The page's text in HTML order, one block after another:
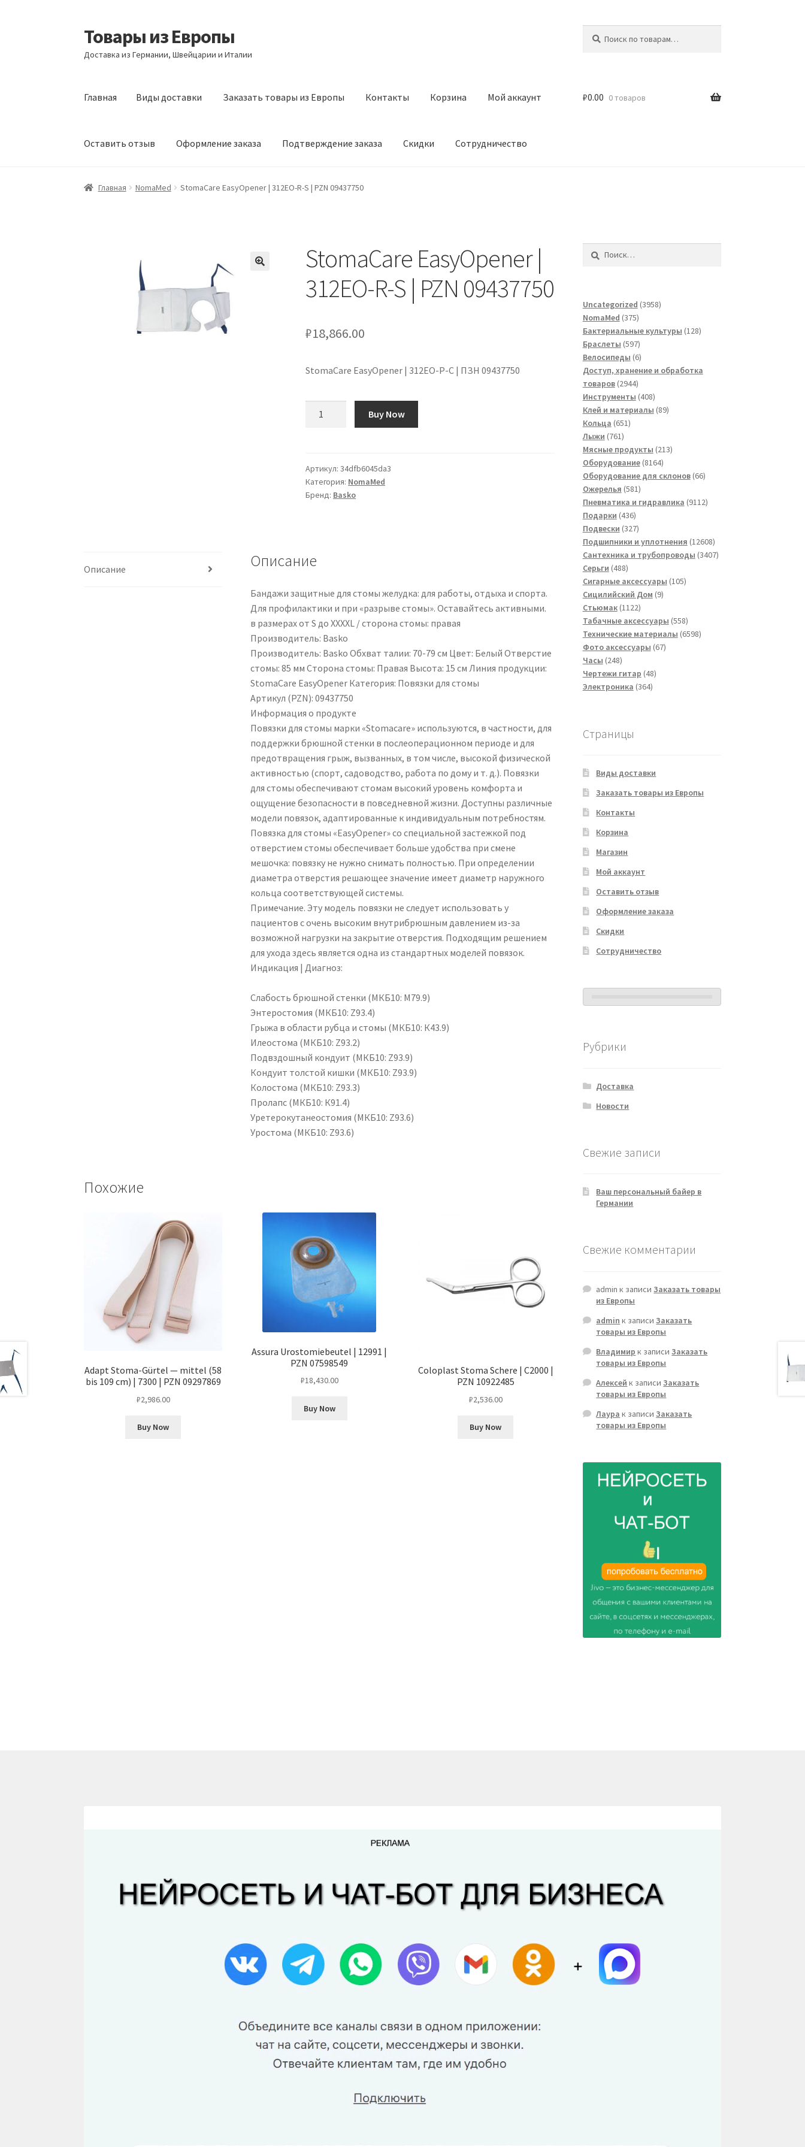
Перейти
к
навигации
Перейти
к
содержимому
Товары из Европы
Доставка из Германии, Швейцарии и Италии
Главная Виды доставки Заказать товары из Европы Контакты Корзина Мой аккаунт
Оставить отзыв Оформление заказа Подтверждение заказа Скидки Сотрудничество
Главная Виды доставки Заказать товары из Европы КонтактыКорзина
₽0.00 0 товаров
Главная NomaMed StomaCare EasyOpener | 312EO-R-S | PZN 09437750
StomaCare EasyOpener |
312EO-R-S | PZN 09437750
₽18,866.00
StomaCare EasyOpener | 312ЕО-Р-С | ПЗН 09437750
|
312EO-
R-
09437750
Buy Now
Артикул:34dfb6045da3
Категория: NomaMed
Бренд: Basko
Описание Описание
Бандажи защитные для стомы желудка: для работы, отдыха и спорта.
Для профилактики и при «разрыве стомы». Оставайтесь активными.
в размерах от S до XXXXL / сторона стомы: правая
Производитель: Basko
Производитель: Basko Обхват талии: 70-79 см Цвет: Белый Отверстие
стомы: 85 мм Сторона стомы: Правая Высота: 15 см Линия продукции:
StomaCare EasyOpener Категория: Повязки для стомы
Артикул (PZN): 09437750
Информация о продукте
Повязки для стомы марки «Stomacare» используются, в частности, для
поддержки брюшной стенки в послеоперационном периоде и для
предотвращения грыж, вызванных, в том числе, высокой физической
активностью (спорт, садоводство, работа по дому и т. д.). Повязки
для стомы обеспечивают стомам высокий уровень комфорта и
ощущение безопасности в повседневной жизни. Доступны различные
модели повязок, адаптированные к индивидуальным потребностям.
Повязка для стомы «EasyOpener» со специальной застежкой под
отверстием стомы обеспечивает больше удобства при смене
мешочка: повязку не нужно снимать полностью. При определении
диаметра отверстия решающее значение имеет диаметр наружного
кольца соответствующей системы.
Примечание. Эту модель повязки не следует использовать у
пациентов с очень высоким внутрибрюшным давлением из-за
возможной нагрузки на закрытие отверстия. Подходящим решением
для ухода здесь является одна из стандартных моделей повязок.
Индикация | Диагноз:
Слабость брюшной стенки (МКБ10: M79.9)
Энтеростомия (МКБ10: Z93.4)
Грыжа в области рубца и стомы (МКБ10: К43.9)
Илеостома (МКБ10: Z93.2)
Подвздошный кондуит (МКБ10: Z93.9)
Кондуит толстой кишки (МКБ10: Z93.9)
Колостома (МКБ10: Z93.3)
Пролапс (МКБ10: К91.4)
Уретерокутанеостомия (МКБ10: Z93.6)
Уростома (МКБ10: Z93.6)
Похожие
Adapt Stoma-Gürtel — mittel (58
bis 109 cm) | 7300 | PZN 09297869
₽2,986.00
Buy Now
Assura Urostomiebeutel | 12991 |
PZN 07598549
₽18,430.00
Buy Now
Coloplast Stoma Schere | C2000 |
PZN 10922485
₽2,536.00
Buy Now
Uncategorized 39583958
NomaMed 375375
товаров
Бактериальные культуры 128128
Браслеты 597597
товаров
Велосипеды 66
товаров
Доступ, хранение и обработка
товаров 29442944
товара
Инструменты 408408
товаров
Клей и материалы 8989
Кольца 651651
Лыжи 761761
товар
Мясные продукты 213213
Оборудование 81648164
товара
Оборудование для склонов 6666
Ожерелья 581581
товар
Пневматика и гидравлика 91129112
Подарки 436436
товаров
Подвески 327327
товаров
Подшипники и уплотнения 1260812608
товаров
Сантехника и трубопроводы 34073407
Серьги 488488
товаров
Сигарные аксессуары 105105
Сицилийский Дом 99
Стьюмак 11221122
товара
Табачные аксессуары 558558
товаров
Технические материалы 65986598
Фото аксессуары 6767
Часы 248248
товаров
Чертежи гитар 4848
Электроника 364364
Страницы
Виды доставки
Заказать товары из Европы
Контакты
Корзина
Магазин
Мой аккаунт
Оставить отзыв
Оформление заказа
Скидки
Сотрудничество
Рубрики
Доставка
Новости
Свежие записи
Ваш персональный байер в
Германии
Свежие комментарии
admin к записиЗаказать товары
из Европы
admin к записиЗаказать
товары из Европы
Владимир к записиЗаказать
товары из Европы
Алексей к записиЗаказать
товары из Европы
Лаура к записиЗаказать
товары из Европы